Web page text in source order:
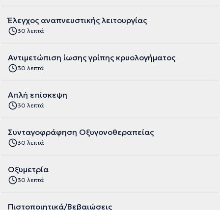
Έλεγχος αναπνευστικής λειτουργίας
30 λεπτά
Αντιμετώπιση ίωσης γρίπης κρυολογήματος
30 λεπτά
Απλή επίσκεψη
30 λεπτά
Συνταγοφράφηση Οξυγονοθεραπείας
30 λεπτά
Οξυμετρία
30 λεπτά
Πιστοποιητικά/Βεβαιώσεις